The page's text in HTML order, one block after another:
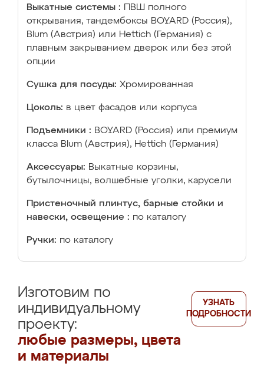
Выкатные системы :
ПВШ полного
открывания, тандембоксы BOYARD (Россия),
Blum (Австрия) или Hettich (Германия) с
плавным закрыванием дверок или без этой
опции
Сушка для посуды: Хромированная
Цоколь: в цвет фасадов или корпуса
Подъемники : BOYARD (Россия) или премиум
класса Blum (Австрия), Hettich (Германия)
Аксессуары: Выкатные корзины,
бутылочницы, волшебные уголки, карусели
Пристеночный плинтус, барные стойки и
навески, освещение : по каталогу
Ручки: по каталогу
Изготовим по
индивидуальному
проекту:
любые размеры, цвета
и материалы
УЗНАТЬ
ПОДРОБНОСТИ